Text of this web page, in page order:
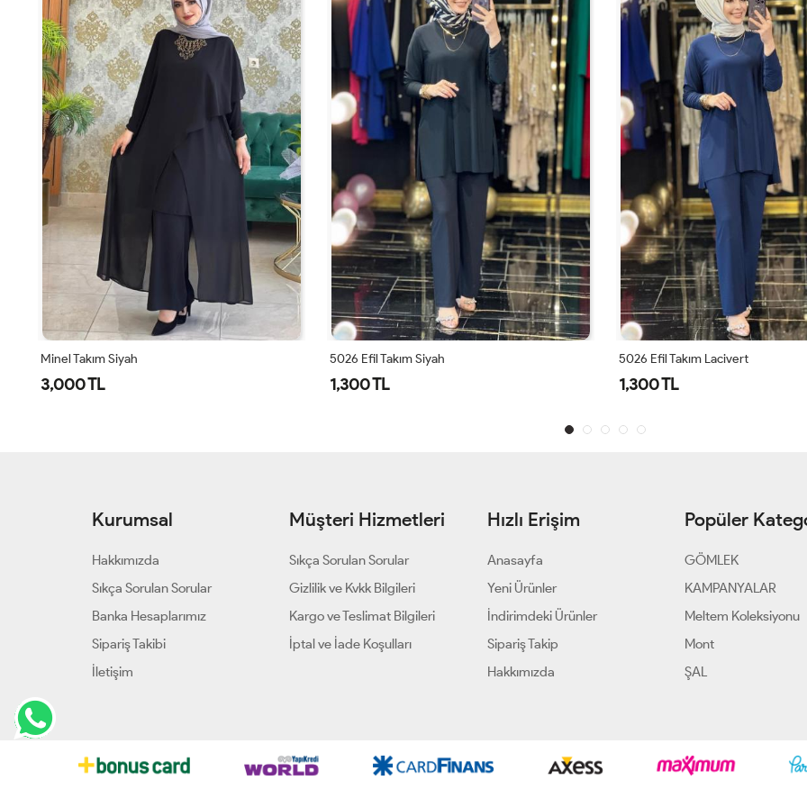
Minel Takım Siyah
3,000 TL
5026 Efil Takım Siyah
1,300 TL
5026 Efil Takım Lacivert
1,300 TL
Kurumsal
Hakkımızda
Sıkça Sorulan Sorular
Banka Hesaplarımız
Sipariş Takibi
İletişim
Müşteri Hizmetleri
Sıkça Sorulan Sorular
Gizlilik ve Kvkk Bilgileri
Kargo ve Teslimat Bilgileri
İptal ve İade Koşulları
Hızlı Erişim
Anasayfa
Yeni Ürünler
İndirimdeki Ürünler
Sipariş Takip
Hakkımızda
Popüler
GÖMLEK
KAMPANYALAR
Meltem Koleksiyonu
Mont
ŞAL